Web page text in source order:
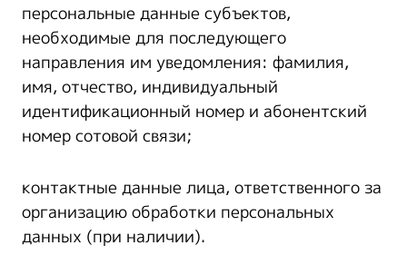
персональные данные субъектов,
необходимые для последующего
направления им уведомления: фамилия,
имя, отчество, индивидуальный
идентификационный номер и абонентский
номер сотовой связи;
контактные данные лица, ответственного за
организацию обработки персональных
данных (при наличии).